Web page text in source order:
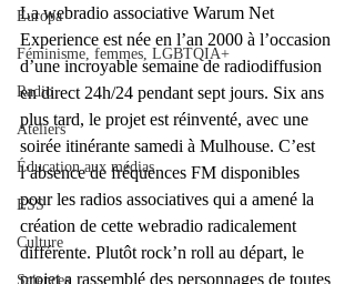
Europa
Féminisme, femmes, LGBTQIA+
Radio
Ateliers
Éducation aux médias
ESS
Culture
Sciences
La webradio associative Warum Net
Experience est née en l’an 2000 à l’occasion
d’une incroyable semaine de radiodiffusion
en direct 24h/24 pendant sept jours. Six ans
plus tard, le projet est réinventé, avec une
soirée itinérante samedi à Mulhouse. C’est
l’absence de fréquences FM disponibles
pour les radios associatives qui a amené la
création de cette webradio radicalement
différente. Plutôt rock’n roll au départ, le
projet a rassemblé des personnages de toutes